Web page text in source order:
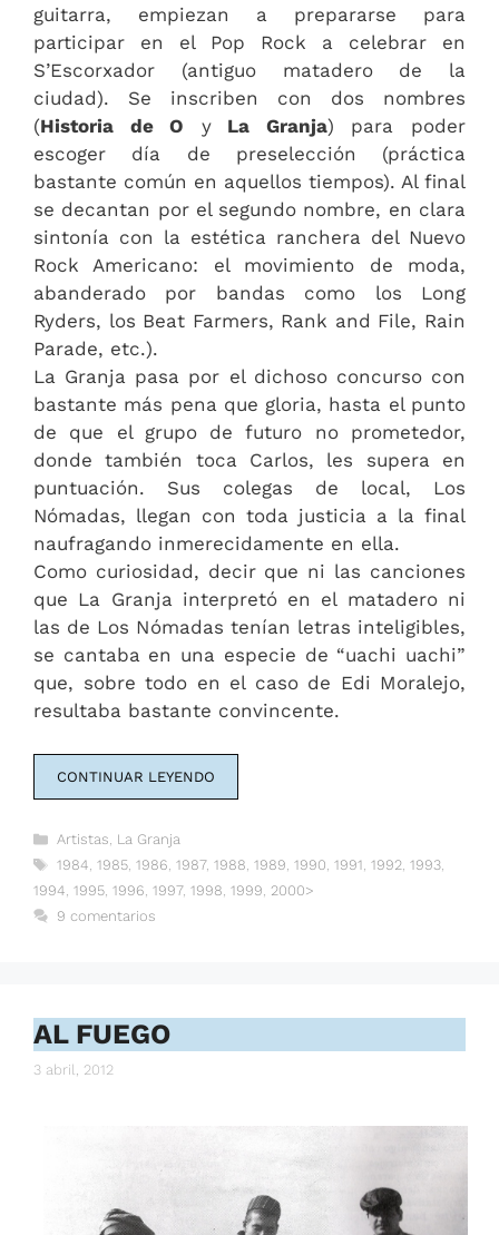
guitarra, empiezan a prepararse para
participar en el Pop Rock a celebrar en
S’Escorxador (antiguo matadero de la
ciudad). Se inscriben con dos nombres
(Historia de O yLa Granja) para poder
escoger día de preselección (práctica
bastante común en aquellos tiempos). Al final
se decantan por el segundo nombre, en clara
sintonía con la estética ranchera del Nuevo
Rock Americano: el movimiento de moda,
abanderado por bandas como los Long
Ryders, los Beat Farmers, Rank and File, Rain
Parade, etc.).
La Granja pasa por el dichoso concurso con
bastante más pena que gloria, hasta el punto
de que el grupo de futuro no prometedor,
donde también toca Carlos, les supera en
puntuación. Sus colegas de local, Los
Nómadas, llegan con toda justicia a la final
naufragando inmerecidamente en ella.
Como curiosidad, decir que ni las canciones
que La Granja interpretó en el matadero ni
las de Los Nómadas tenían letras inteligibles,
se cantaba en una especie de “uachi uachi”
que, sobre todo en el caso de Edi Moralejo,
resultaba bastante convincente.
CONTINUAR LEYENDO
Categorías
Artistas, La Granja
Etiquetas
1984, 1985, 1986, 1987, 1988, 1989, 1990, 1991, 1992, 1993,
1994, 1995, 1996, 1997, 1998, 1999, 2000>
9 comentarios
AL FUEGO
3 abril, 2012